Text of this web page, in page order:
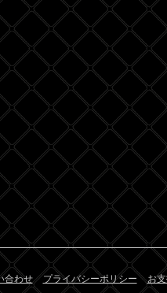
合わせ プライバシーポリシー お